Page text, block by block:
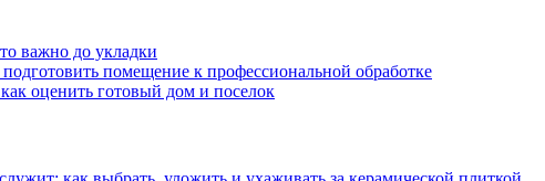
важно до укладки
помещение к профессиональной обработке
оценить готовый дом и поселок